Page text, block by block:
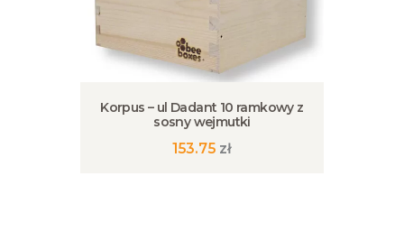
Korpus – ul Dadant 10 ramkowy z
sosny wejmutki
153.75 zł